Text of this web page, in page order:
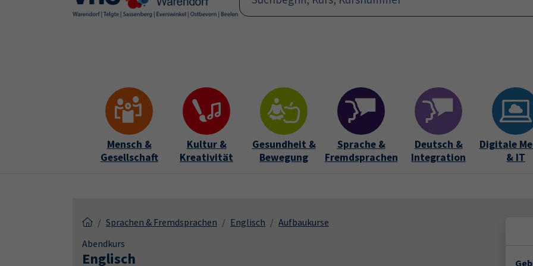
Skip to main content
Skip to page footer
Mensch &
Gesellschaft
Kultur &
Kreativität
Gesundheit &
Bewegung
Sprache &
Fremdsprachen
Deutsch &
Integration
Digitale
& IT
Sprachen & Fremdsprachen Englisch
Aufbaukurse
Abendkurs
Englisch